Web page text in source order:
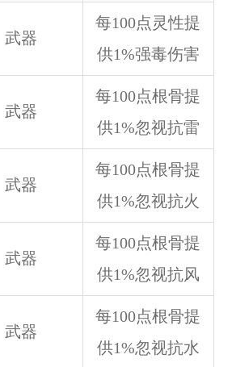
武器
每100点灵性提
供1%强毒伤害
武器
每100点根骨提
供1%忽视抗雷
武器
每100点根骨提
供1%忽视抗火
武器
每100点根骨提
供1%忽视抗风
武器
每100点根骨提
供1%忽视抗水